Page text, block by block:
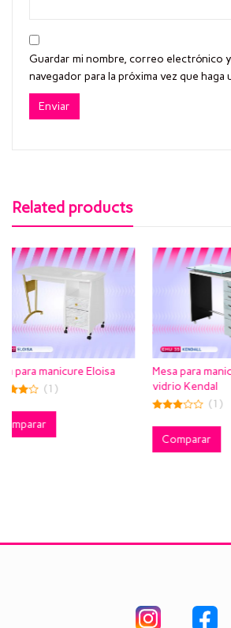
Guardar mi nombre, correo electrónico
navegador para la próxima vez que haga
Related products
Mesa para manicure con